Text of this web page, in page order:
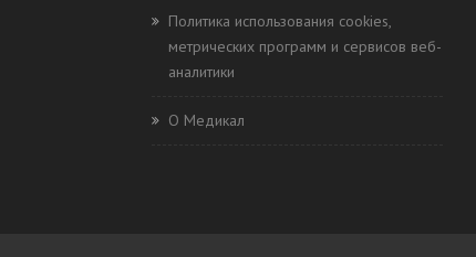
Политика использования cookies,
метрических программ и сервисов веб-
аналитики
О Медикал